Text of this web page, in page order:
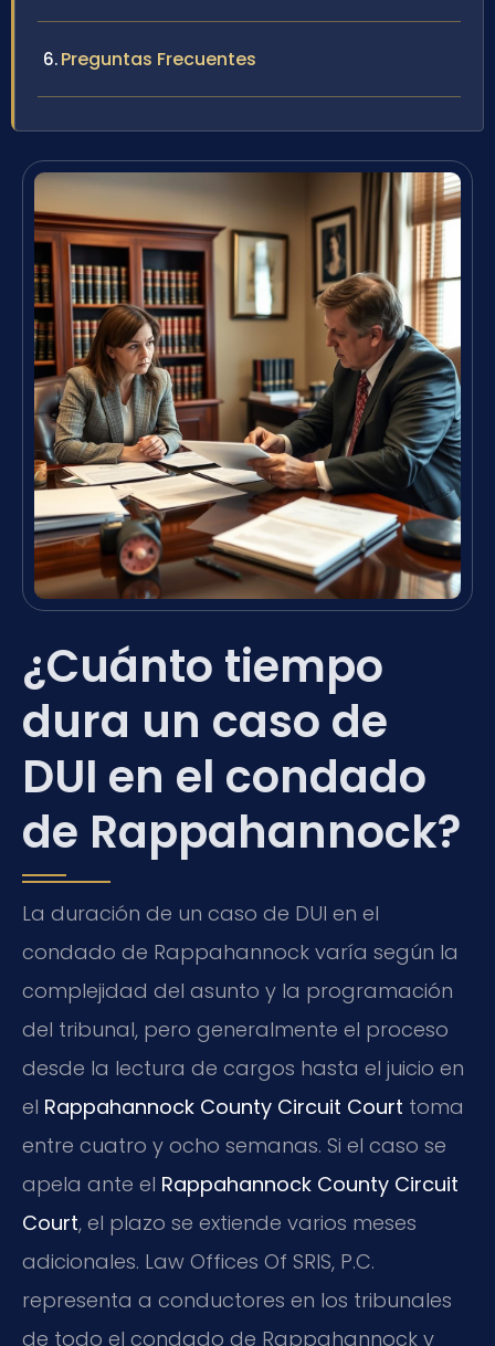
Preguntas Frecuentes
¿Cuánto tiempo
dura un caso de
DUI en el condado
de Rappahannock?
La duración de un caso de DUI en el
condado de Rappahannock varía según la
complejidad del asunto y la programación
del tribunal, pero generalmente el proceso
desde la lectura de cargos hasta el juicio en
el Rappahannock County Circuit Court toma
entre cuatro y ocho semanas. Si el caso se
apela ante el Rappahannock County Circuit
Court, el plazo se extiende varios meses
adicionales. Law Offices Of SRIS, P.C.
representa a conductores en los tribunales
de todo el condado de Rappahannock y